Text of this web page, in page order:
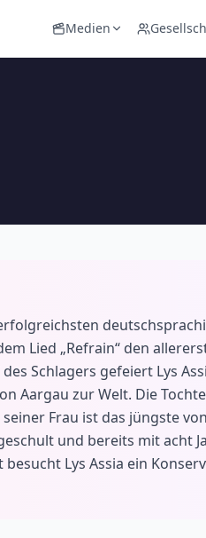
Medien
Lied „Refrain“ den
Schlagers gefeiert Lys
Aargau zur Welt. Die
Frau ist das jüngste
und bereits mit acht
Lys Assia ein